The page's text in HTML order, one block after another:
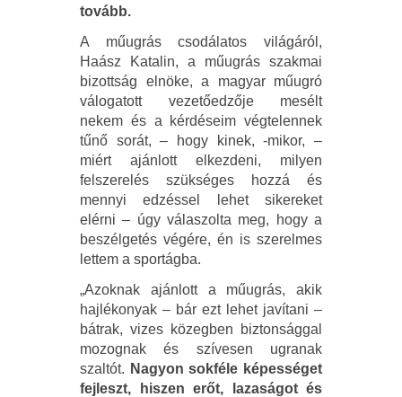
tovább.
A műugrás csodálatos világáról,
Haász Katalin, a műugrás szakmai
bizottság elnöke, a magyar műugró
válogatott vezetőedzője mesélt
nekem és a kérdéseim végtelennek
tűnő sorát, – hogy kinek, -mikor, –
miért ajánlott elkezdeni, milyen
felszerelés szükséges hozzá és
mennyi edzéssel lehet sikereket
elérni – úgy válaszolta meg, hogy a
beszélgetés végére, én is szerelmes
lettem a sportágba.
„Azoknak ajánlott a műugrás, akik
hajlékonyak – bár ezt lehet javítani –
bátrak, vizes közegben biztonsággal
mozognak és szívesen ugranak
szaltót. Nagyon sokféle képességet
fejleszt, hiszen erőt, lazaságot és